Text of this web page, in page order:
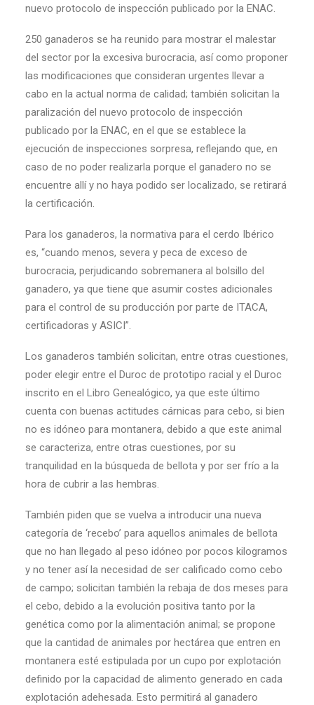
nuevo protocolo de inspección publicado por la ENAC.
250 ganaderos se ha reunido para mostrar el malestar
del sector por la excesiva burocracia, así como proponer
las modificaciones que consideran urgentes llevar a
cabo en la actual norma de calidad; también solicitan la
paralización del nuevo protocolo de inspección
publicado por la ENAC, en el que se establece la
ejecución de inspecciones sorpresa, reflejando que, en
caso de no poder realizarla porque el ganadero no se
encuentre allí y no haya podido ser localizado, se retirará
la certificación.
Para los ganaderos, la normativa para el cerdo Ibérico
es, “cuando menos, severa y peca de exceso de
burocracia, perjudicando sobremanera al bolsillo del
ganadero, ya que tiene que asumir costes adicionales
para el control de su producción por parte de ITACA,
certificadoras y ASICI”.
Los ganaderos también solicitan, entre otras cuestiones,
poder elegir entre el Duroc de prototipo racial y el Duroc
inscrito en el Libro Genealógico, ya que este último
cuenta con buenas actitudes cárnicas para cebo, si bien
no es idóneo para montanera, debido a que este animal
se caracteriza, entre otras cuestiones, por su
tranquilidad en la búsqueda de bellota y por ser frío a la
hora de cubrir a las hembras.
También piden que se vuelva a introducir una nueva
categoría de ‘recebo’ para aquellos animales de bellota
que no han llegado al peso idóneo por pocos kilogramos
y no tener así la necesidad de ser calificado como cebo
de campo; solicitan también la rebaja de dos meses para
el cebo, debido a la evolución positiva tanto por la
genética como por la alimentación animal; se propone
que la cantidad de animales por hectárea que entren en
montanera esté estipulada por un cupo por explotación
definido por la capacidad de alimento generado en cada
explotación adehesada. Esto permitirá al ganadero